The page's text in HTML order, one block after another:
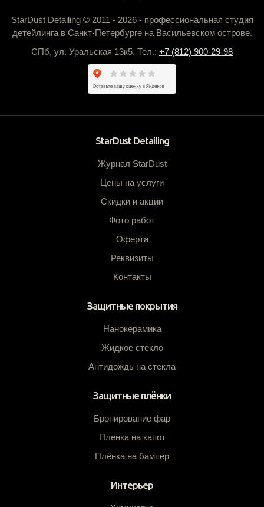
StarDust Detailing © 2011 - 2026 - профессиональная студия
детейлинга в Санкт-Петербурге на Васильевском острове.
СПб, ул. Уральская 13к5. Тел.: +7 (812) 900-29-98
StarDust Detailing
Журнал StarDust
Цены на услуги
Скидки и акции
Фото работ
Оферта
Реквизиты
Контакты
Защитные покрытия
Нанокерамика
Жидкое стекло
Антидождь на стекла
Защитные плёнки
Бронирование фар
Пленка на капот
Плёнка на бампер
Интерьер